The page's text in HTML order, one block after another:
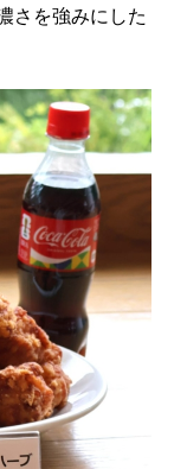
さを強みにした